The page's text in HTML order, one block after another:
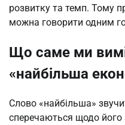
розвитку та темп. Тому
можна говорити одним
Що саме ми
«найбільша
Слово «найбільша»
сперечаються щодо його